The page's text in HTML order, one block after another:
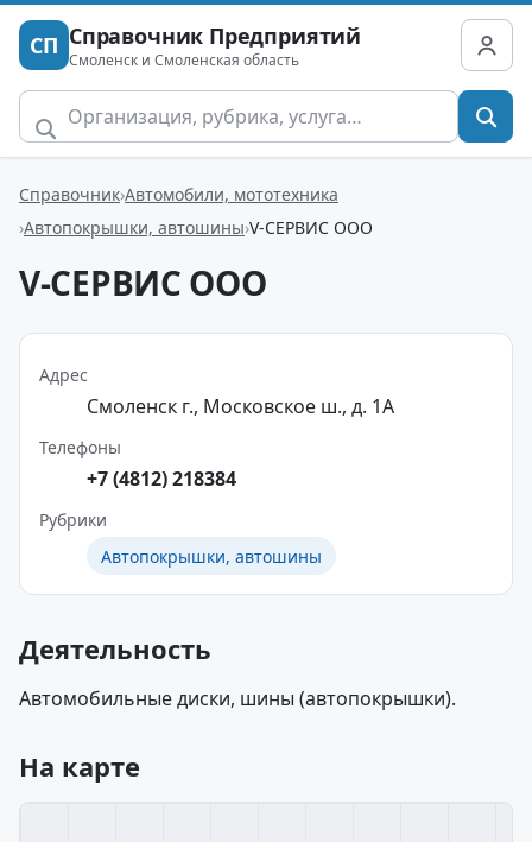
СП Справочник Предприятий
Смоленск и Смоленская область
Справочник Автомобили, мототехника
Автопокрышки, автошины V-СЕРВИС ООО
V-СЕРВИС ООО
Адрес
Смоленск г., Московское ш., д. 1А
Телефоны
+7 (4812) 218384
Рубрики
Автопокрышки, автошины
Деятельность
Автомобильные диски, шины (автопокрышки).
На карте